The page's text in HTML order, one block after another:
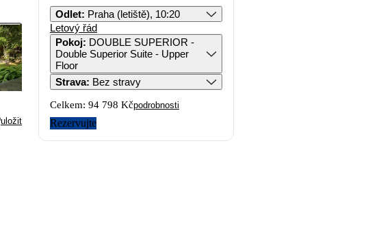
uložit
Odlet: Praha (letiště), 10:20
Letový řád
Pokoj: DOUBLE SUPERIOR -
Double Superior Suite - Upper
Floor
Strava: Bez stravy
Celkem: 94 798 Kčpodrobnosti
Rezervujte